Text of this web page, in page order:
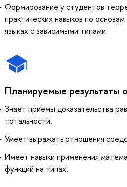
Формирование у студентов
практических навыков по
языках с зависимыми типами
Планируемые результаты
Знает приёмы доказательства
тотальности.
Умеет выражать отношения
Имеет навыки применения
функций на типах.